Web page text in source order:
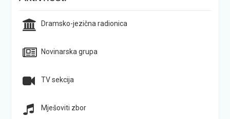
Dramsko-jezična radionica
Novinarska grupa
TV sekcija
Mješoviti zbor